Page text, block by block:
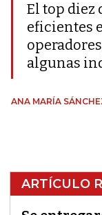
El top diez
eficientes
algunas
ANA MARÍA
ARTÍCULO